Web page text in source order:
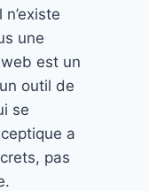
une
est un
outil de
se
a
pas